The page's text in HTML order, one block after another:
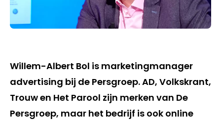
Willem-Albert Bol is marketingmanager
advertising bij de Persgroep. AD, Volkskrant,
Trouw en Het Parool zijn merken van De
Persgroep, maar het bedrijf is ook online